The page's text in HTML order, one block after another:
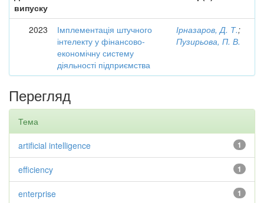
випуску
2023
Імплементація штучного
інтелекту у фінансово-
економічну систему
діяльності підприємства
Ірназаров, Д. Т.;
Пузирьова, П. В.
Перегляд
Тема
1
artificial intelligence
1
efficiency
1
enterprise